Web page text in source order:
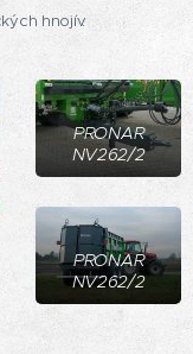
hnojív.
PRONAR
NV262/2
PRONAR
NV262/2